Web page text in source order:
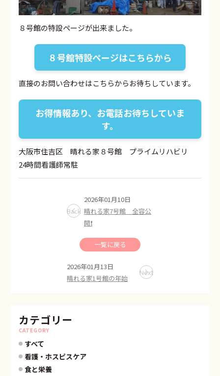
８号館の特設ページが出来ました。
８号館特設ページはこちらから
直接のお問い合わせはこちらからお待ちしています。
お得情報あり、お電話お待ちしていま
す。
大阪市住吉区 晴れる家８号館 プライムリハビリ
24時間看護師常駐
Back
2026年01月10日
晴れる家7号館 全容公
開❗️
一覧に戻る
2026年01月13日
晴れる家1号館の年始
Next
カテゴリー
CATEGORY
すべて
看護・ホスピスケア
食と栄養